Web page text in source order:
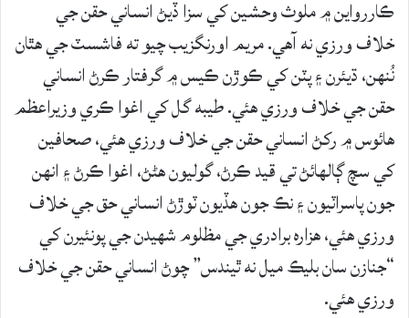
ڪاررواين ۾ ملوث وحشين کي سزا ڏيڻ انساني حقن جي
خلاف ورزي نه آهي. مريم اورنگزيب چيو ته فاشسٽ جي هٿان
نُنهن، ڌيئرن ۽ پٽن کي ڪوڙن ڪيس ۾ گرفتار ڪرڻ انساني
حقن جي خلاف ورزي هئي. طيبه گل کي اغوا ڪري وزيراعظم
هائوس ۾ رکڻ انساني حقن جي خلاف ورزي هئي، صحافين
کي سچ ڳالهائڻ تي قيد ڪرڻ، گوليون هڻڻ، اغوا ڪرڻ ۽ انهن
جون پاسراٽيون ۽ نڪ جون هڏيون ٽوڙڻ انساني حق جي خلاف
ورزي هئي، هزاره برادري جي مظلوم شهيدن جي پونئيرن کي
“جنازن سان بليڪ ميل نه ٿيندس” چوڻ انساني حقن جي خلاف
ورزي هئي.